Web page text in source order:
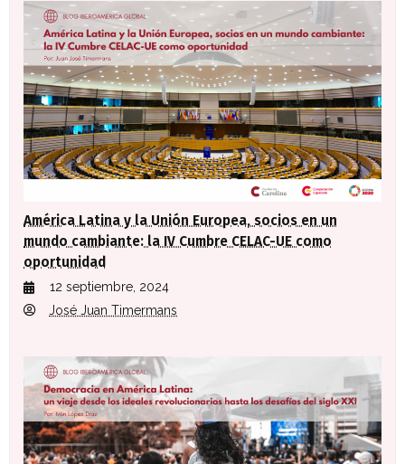
América Latina y la Unión Europea, socios en un
mundo cambiante: la IV Cumbre CELAC-UE como
oportunidad
12 septiembre, 2024
José Juan Timermans